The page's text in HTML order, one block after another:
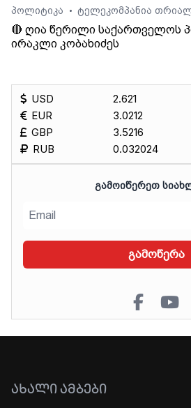
პოლიტიკა
• ტელეკომპანია
🔴 ღია წერილი საქართველოს
ირაკლი კობახიძეს
USD
EUR
GBP
RUB
2.621
3.0212
3.5216
0.032024
ᲒᲐᲛᲝᲘᲬᲔᲠᲔᲗ
გამოწერა
ᲐᲮᲐᲚᲘ ᲐᲛᲑᲔᲑᲘ